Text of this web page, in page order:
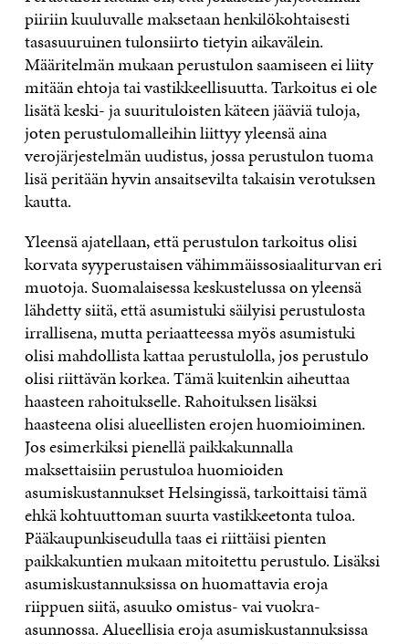
piiriin kuuluvalle maksetaan henkilökohtaisesti
tasasuuruinen tulonsiirto tietyin aikavälein.
Määritelmän mukaan perustulon saamiseen ei liity
mitään ehtoja tai vastikkeellisuutta. Tarkoitus ei ole
lisätä keski- ja suurituloisten käteen jääviä tuloja,
joten perustulomalleihin liittyy yleensä aina
verojärjestelmän uudistus, jossa perustulon tuoma
lisä peritään hyvin ansaitsevilta takaisin verotuksen
kautta.
Yleensä ajatellaan, että perustulon tarkoitus olisi
korvata syyperustaisen vähimmäissosiaaliturvan eri
muotoja. Suomalaisessa keskustelussa on yleensä
lähdetty siitä, että asumistuki säilyisi perustulosta
irrallisena, mutta periaatteessa myös asumistuki
olisi mahdollista kattaa perustulolla, jos perustulo
olisi riittävän korkea. Tämä kuitenkin aiheuttaa
haasteen rahoitukselle. Rahoituksen lisäksi
haasteena olisi alueellisten erojen huomioiminen.
Jos esimerkiksi pienellä paikkakunnalla
maksettaisiin perustuloa huomioiden
asumiskustannukset Helsingissä, tarkoittaisi tämä
ehkä kohtuuttoman suurta vastikkeetonta tuloa.
Pääkaupunkiseudulla taas ei riittäisi pienten
paikkakuntien mukaan mitoitettu perustulo. Lisäksi
asumiskustannuksissa on huomattavia eroja
riippuen siitä, asuuko omistus- vai vuokra-
asunnossa. Alueellisia eroja asumiskustannuksissa